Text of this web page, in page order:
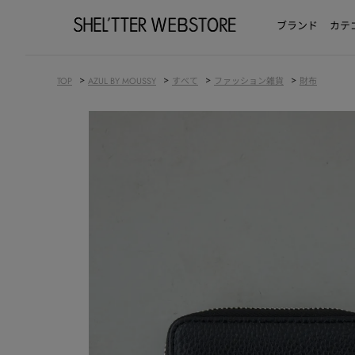
ブランド カテ
TOP > AZUL BY MOUSSY > すべて > ファッション雑貨 > 財布